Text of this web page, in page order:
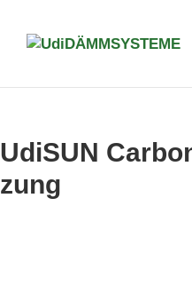
UdiSUN
zung